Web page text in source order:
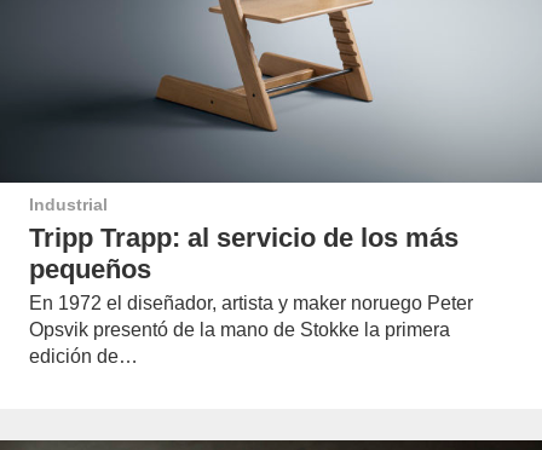
Industrial
Tripp Trapp: al servicio de los más
pequeños
En 1972 el diseñador, artista y maker noruego Peter
Opsvik presentó de la mano de Stokke la primera
edición de…